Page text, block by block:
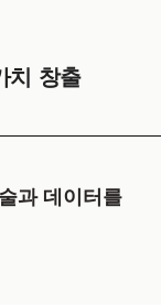
치 창출
과 데이터를